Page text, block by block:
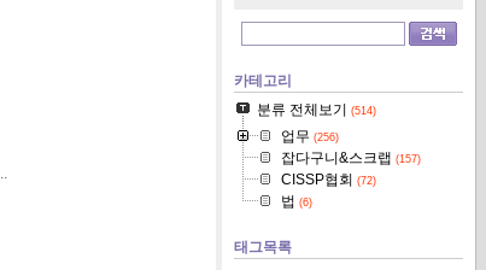
카테고리
분류 전체보기
(514)
업무 (256)
잡다구니&스크랩 (157)
CISSP협회 (72)
법 (6)
태그목록